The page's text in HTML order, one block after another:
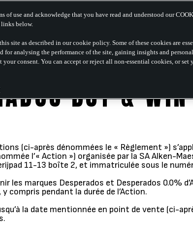
CORE
BUY &
(ci-après dénommées le « Règlement »)
l’« Action ») organisée par la SA Alken-
11-13 boîte 2, et immatriculée sous le
les marques Desperados et Desperados 0.0%
y compris pendant la durée de l’Action.
la date mentionnée en point de vente (ci-
of use and acknowledge that you have read and understood our
below.
site as described in our cookie policy. Some of these cookies are
for analysing the performance of the site, gaining insights and
your consent. You can accept or reject all non-essential cookies, or set